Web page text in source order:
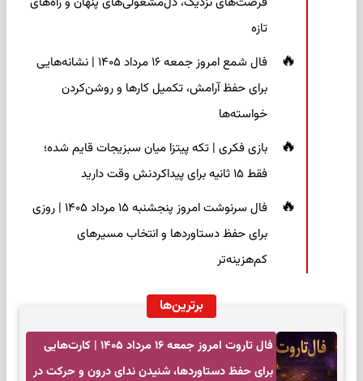
تازه
فال شمع امروز جمعه ۱۶ مرداد ۱۴۰۵ | نشانه‌هایی
برای حفظ آرامش، تکمیل کارها و روشن‌کردن
خواسته‌ها
بازی فکری | تکه پیتزا میان سبزیجات قایم شده؛
فقط ۱۵ ثانیه برای پیداکردنش وقت دارید
فال سرنوشت امروز پنجشنبه ۱۵ مرداد ۱۴۰۵ | روزی
برای حفظ دستاوردها و انتخاب مسیرهای
کم‌هزینه‌تر
برترین‌ها
فال تاروت امروز جمعه ۱۶ مرداد ۱۴۰۵ | کارت‌هایی
برای حفظ دستاوردها، شنیدن ندای درون و حرکت در